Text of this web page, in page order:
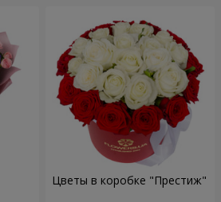
Цветы в коробке "Престиж"